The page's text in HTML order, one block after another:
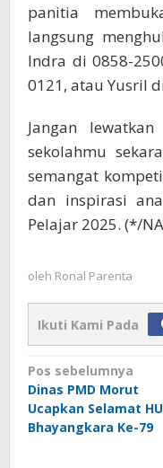
panitia
langsung
Indra di 0858-
0121, atau Yusril
Jangan
sekolahmu
semangat
dan inspirasi
Pelajar 2025. (*/
oleh Ronal Parenta
Ikuti Kami Pada
Navigasi
pos
Pos sebelumnya
Dinas PMD Morut
Ucapkan Selamat
Bhayangkara Ke-79